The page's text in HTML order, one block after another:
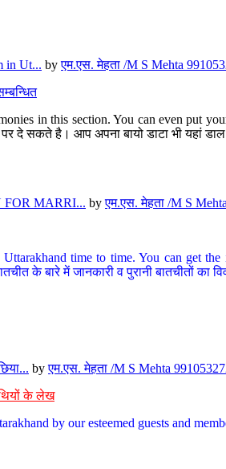
in Ut... byएम.एस. मेहता /M S Mehta
in this section. You can even put
दे सकते है। आप अपना बायो डाटा भी यहां
MARRI... byएम.एस. मेहता /M S
time to time. You can get
के बारे में जानकारी व पुरानी बातचीतों
byएम.एस. मेहता /M S Mehta
के लेख
by our esteemed guests and